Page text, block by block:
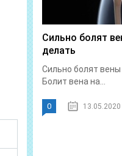
Сильно болят
делать
Сильно болят вены
Болит вена на...
0 13.05.2020